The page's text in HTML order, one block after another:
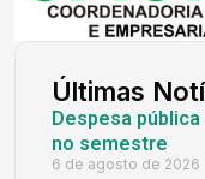
Últimas
Despesa pública
no semestre
6 de agosto de 2026